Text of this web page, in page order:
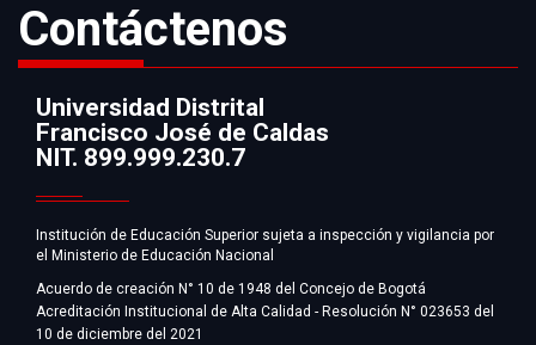
Contáctenos
Información
Universidad Distrital
Francisco José de Caldas
NIT. 899.999.230.7
Institución de Educación Superior sujeta a inspección y vigilancia por
el Ministerio de Educación Nacional
Acuerdo de creación N° 10 de 1948 del Concejo de Bogotá
Acreditación Institucional de Alta Calidad - Resolución N° 023653 del
10 de diciembre del 2021